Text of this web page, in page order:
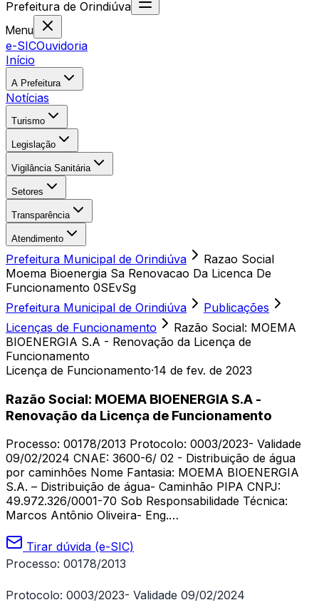
Prefeitura de Orindiúva
Menu
e-SICOuvidoria
Início
A Prefeitura
Notícias
Turismo
Legislação
Vigilância Sanitária
Setores
Transparência
Atendimento
Prefeitura Municipal de Orindiúva
Razao Social
Moema Bioenergia Sa Renovacao Da Licenca De
Funcionamento 0SEvSg
Prefeitura Municipal de Orindiúva
Publicações
Licenças de Funcionamento
Razão Social: MOEMA
BIOENERGIA S.A - Renovação da Licença de
Funcionamento
Licença de Funcionamento·14 de fev. de 2023
Razão Social: MOEMA BIOENERGIA S.A -
Renovação da Licença de Funcionamento
Processo: 00178/2013 Protocolo: 0003/2023- Validade
09/02/2024 CNAE: 3600-6/ 02 - Distribuição de água
por caminhões Nome Fantasia: MOEMA BIOENERGIA
S.A. – Distribuição de água- Caminhão PIPA CNPJ:
49.972.326/0001-70 Sob Responsabilidade Técnica:
Marcos Antônio Oliveira- Eng.…
Tirar dúvida (e-SIC)
Processo: 00178/2013
Protocolo: 0003/2023- Validade 09/02/2024